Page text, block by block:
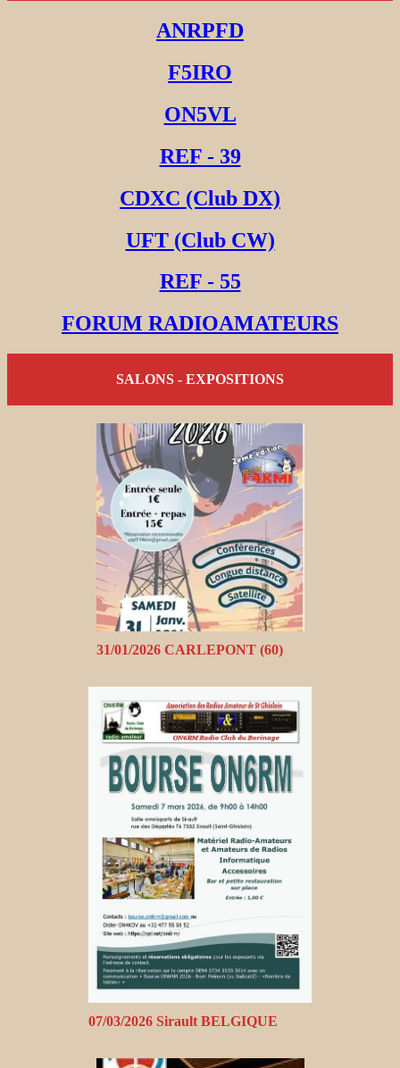
ANRPFD
F5IRO
ON5VL
REF - 39
CDXC (Club DX)
UFT (Club CW)
REF - 55
FORUM RADIOAMATEURS
SALONS - EXPOSITIONS
31/01/2026 CARLEPONT (60)
07/03/2026 Sirault BELGIQUE